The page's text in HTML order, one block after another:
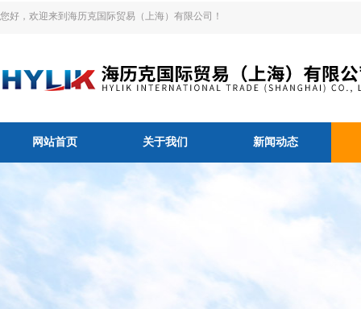
您好，欢迎来到海历克国际贸易（上海）有限公司！
网站首页 关于我们 新闻动态